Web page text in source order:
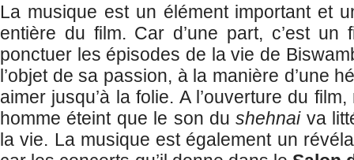
La musique est un élément important et
entière du film. Car d’une part, c’est un
ponctuer les épisodes de la vie de
l’objet de sa passion, à la manière d’une
aimer jusqu’à la folie. A l’ouverture du
homme éteint que le son dushehnaiva
la vie. La musique est également un